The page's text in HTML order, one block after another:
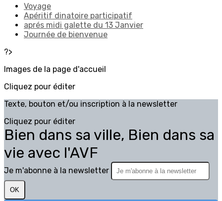
Voyage
Apéritif dinatoire participatif
aprés midi galette du 13 Janvier
Journée de bienvenue
?>
Images de la page d'accueil
Cliquez pour éditer
Texte, bouton et/ou inscription à la newsletter
Cliquez pour éditer
Bien dans sa ville, Bien dans sa
vie avec l'AVF
Je m'abonne à la newsletter
OK